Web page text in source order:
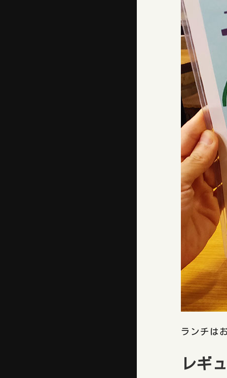
ランチは
レギ